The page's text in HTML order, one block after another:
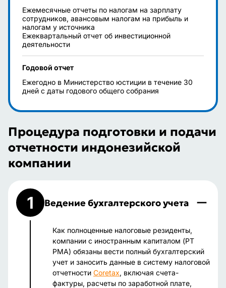
Ежемесячные отчеты по налогам на зарплату
сотрудников, авансовым налогам на прибыль и
налогам у источника
Ежеквартальный отчет об инвестиционной
деятельности
Годовой отчет
Ежегодно в Министерство юстиции в течение 30
дней с даты годового общего собрания
Процедура подготовки и подачи
отчетности индонезийской
компании
1 Ведение бухгалтерского учета
Как полноценные налоговые резиденты,
компании с иностранным капиталом (PT
PMA) обязаны вести полный бухгалтерский
учет и заносить данные в систему налоговой
отчетности Coretax, включая счета-
фактуры, расчеты по заработной плате,